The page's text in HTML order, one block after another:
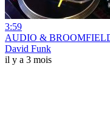
3:59
AUDIO &
David Funk
il y a 3 mois